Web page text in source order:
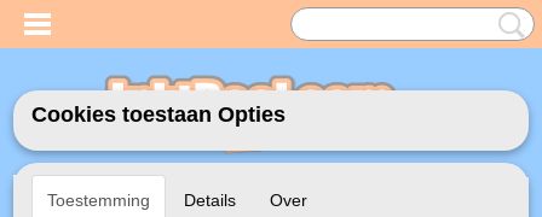
Inloggen Registreren
UW WINKELWAGEN
Cookies toestaan Opties
Toestemming Details Over